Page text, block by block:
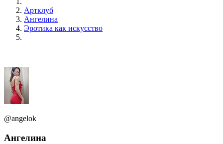
Артклуб
Ангелина
Эротика как искусство
@angelok
Ангелина